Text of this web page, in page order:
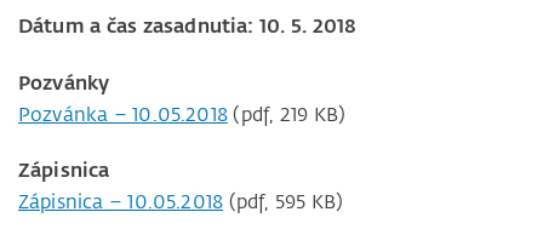
Dátum a čas zasadnutia: 10. 5. 2018
Pozvánky
Pozvánka – 10.05.2018(pdf, 219 KB)
Zápisnica
Zápisnica – 10.05.2018 (pdf, 595 KB)